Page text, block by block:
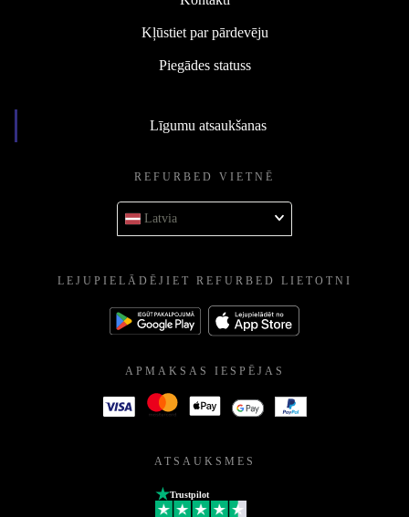
Kļūstiet par pārdevēju
Piegādes statuss
Līgumu atsaukšanas
REFURBED VIETNĒ
Latvia
LEJUPIELĀDĒJIET REFURBED LIETOTNI
APMAKSAS IESPĒJAS
ATSAUKSMES
Trustpilot